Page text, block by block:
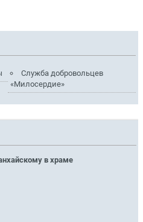
Служба добровольцев
«Милосердие»
в храме